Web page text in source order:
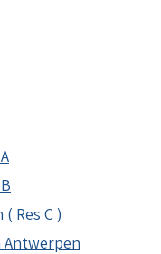
Res C )
Antwerpen